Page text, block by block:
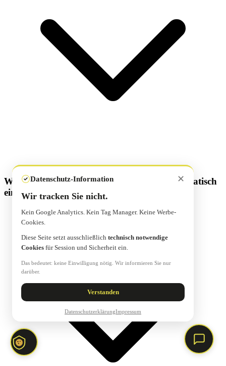
Werden Updates bei Normänderungen automatisch
eingespielt?
Norminator Support
Willkommen! Ich bin der Norminator Support-
Assistent. Wie kann ich Ihnen helfen?
Datenschutz-Information
✕
Wir tracken Sie nicht.
Kein Google Analytics. Kein Tag Manager. Keine Werbe-
Cookies.
Diese Seite setzt ausschließlich technisch notwendige
Cookies für Session und Sicherheit ein.
Das bedeutet: keine Einwilligung nötig. Wir informieren Sie nur
darüber.
Verstanden
DatenschutzerklärungImpressum